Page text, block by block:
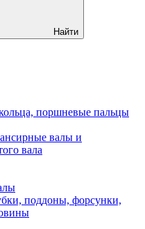
Найти
поршневые пальцы
валы и
вала
поддоны, форсунки,